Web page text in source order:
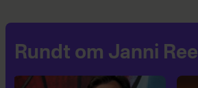
Rundt om Janni Ree